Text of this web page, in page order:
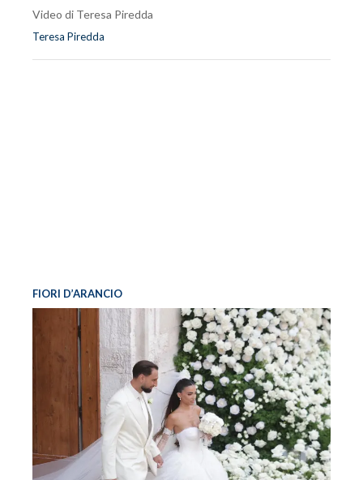
Video di Teresa Piredda
Teresa Piredda
FIORI D’ARANCIO